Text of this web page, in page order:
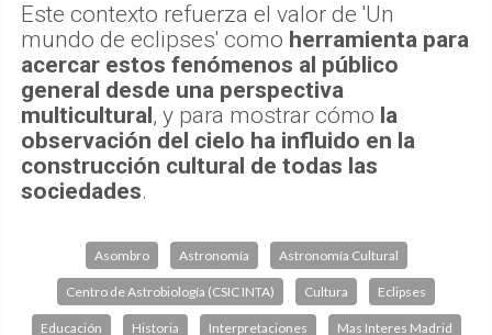
Este contexto refuerza el valor de 'Un
mundo de eclipses' como herramienta para
acercar estos fenómenos al público
general desde una perspectiva
multicultural, y para mostrar cómo la
observación del cielo ha influido en la
construcción cultural de todas las
sociedades.
Asombro Astronomía Astronomía Cultural
Centro de Astrobiología (CSIC INTA) Cultura Eclipses
Educación Historia Interpretaciones Mas Interes Madrid